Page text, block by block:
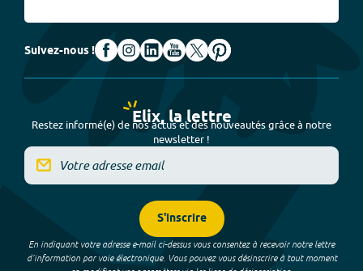
Suivez-nous !
Elix, la lettre
Restez informé(e) de nos actus et des nouveautés grâce à notre
newsletter !
S'inscrire
En indiquant votre adresse e-mail ci-dessus vous consentez à recevoir notre lettre
d’information par voie électronique. Vous pouvez vous désinscrire à tout moment